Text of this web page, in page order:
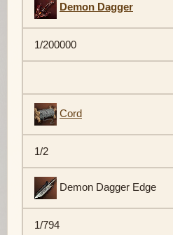
Demon Dagger
1/200000
Cord
1/2
Demon Dagger Edge
1/794